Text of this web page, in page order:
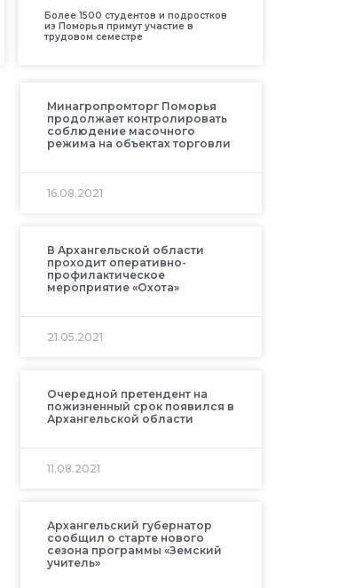
Более 1500 студентов и подростков
из Поморья примут участие в
трудовом семестре
Минагропромторг Поморья
продолжает контролировать
соблюдение масочного
режима на объектах торговли
16.08.2021
В Архангельской области
проходит оперативно-
профилактическое
мероприятие «Охота»
21.05.2021
Очередной претендент на
пожизненный срок появился в
Архангельской области
11.08.2021
Архангельский губернатор
сообщил о старте нового
сезона программы «Земский
учитель»